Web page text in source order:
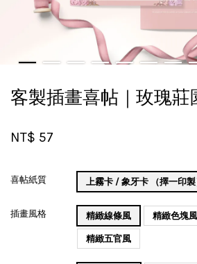
客製插畫喜帖｜玫瑰莊
NT$ 57
喜帖紙質 上霧卡 / 象牙卡 （擇一印製
插畫風格 精緻線條風 精緻色塊風
精緻五官風